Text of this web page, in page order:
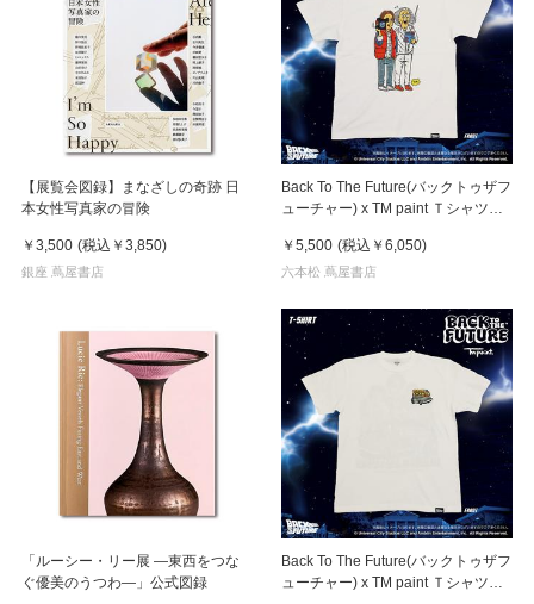
【展覧会図録】まなざしの奇跡 日
本女性写真家の冒険
￥3,500 (税込 ￥3,850)
銀座 蔦屋書店
Back To The Future(バックトゥザフ
ューチャー) x TM paint Ｔシャツ
￥5,500 (税込 ￥6,050)
六本松 蔦屋書店
「ルーシー・リー展 ―東西をつな
ぐ優美のうつわ―」公式図録
Back To The Future(バックトゥザフ
ューチャー) x TM paint Ｔシャツ